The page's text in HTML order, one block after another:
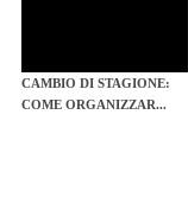
CAMBIO DI STAGIONE:
COME ORGANIZZAR...